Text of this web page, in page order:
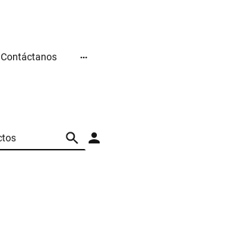
Contáctanos